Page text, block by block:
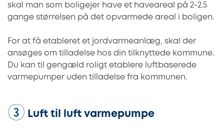
skal man som boligejer have et haveareal på 2-2.5
gange størrelsen på det opvarmede areal i boligen.
For at få etableret et jordvarmeanlæg, skal der
ansøges om tilladelse hos din tilknyttede kommune.
Du kan til gengæld roligt etablere luftbaserede
varmepumper uden tilladelse fra kommunen.
Luft til luft varmepumpe